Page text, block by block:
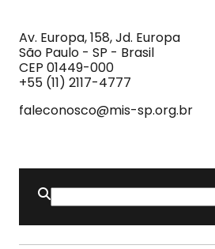
Imagem
e
do
Som
Av. Europa, 158, Jd. Europa
São Paulo - SP - Brasil
CEP 01449-000
+55 (11) 2117-4777
faleconosco@mis-sp.org.br
Buscar
por: